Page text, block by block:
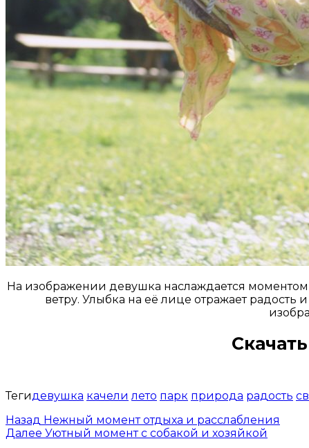
На изображении девушка наслаждается моментом
ветру. Улыбка на её лице отражает радость
Тегидевушка качели лето парк природа радость
Назад Нежный момент отдыха и расслабления
Далее Уютный момент с собакой и хозяйкой